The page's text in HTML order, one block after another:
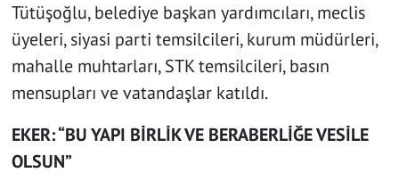
Tütüşoğlu, belediye başkan yardımcıları, meclis
üyeleri, siyasi parti temsilcileri, kurum müdürleri,
mahalle muhtarları, STK temsilcileri, basın
mensupları ve vatandaşlar katıldı.
EKER: “BU YAPI BİRLİK VE BERABERLİĞE VESİLE
OLSUN”